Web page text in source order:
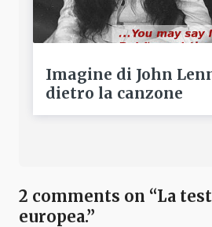
Imagine di John
dietro la canzone
2 comments on “La
europea.”